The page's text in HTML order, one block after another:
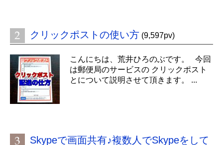
クリックポストの使い方 (9,597pv)
こんにちは、荒井ひろのぶです。 今回
は郵便局のサービスの クリックポスト
とについて説明させて頂きます。 ...
Skypeで画面共有♪複数人でSkypeをして